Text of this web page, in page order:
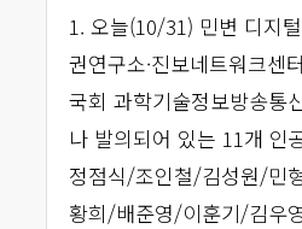
1. 오늘(10/31) 민변 디지
권연구소·진보네트워크센
국회 과학기술정보방송통
나 발의되어 있는 11개 인
정점식/조인철/김성원/민
황희/배준영/이훈기/김우